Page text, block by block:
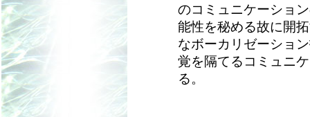
のコミュニケーショ
能性を秘める故に開
なボーカリゼーショ
覚を隔てるコミュニ
る。